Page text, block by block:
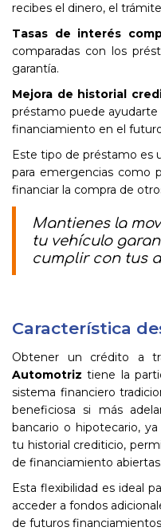
recibes el dinero, el
Tasas de interés
comparadas con los
garantía.
Mejora de historial
préstamo puede
financiamiento en el
Este tipo de préstamo es
para emergencias como
financiar la compra de
Mantienes la
tu vehículo
cumplir con tus
Característica
Obtener un crédito a
Automotriz tiene la
sistema financiero
beneficiosa si más
bancario o hipotecario,
tu historial crediticio,
de financiamiento abiertas.
Esta flexibilidad es ideal
acceder a fondos
de futuros